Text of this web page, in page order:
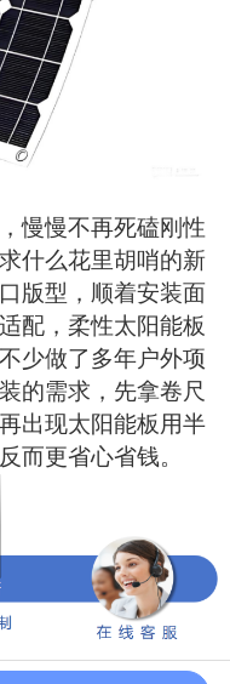
慢慢不再死磕刚性
什么花里胡哨的新
版型，顺着安装面
配，柔性太阳能板
少做了多年户外项
的需求，先拿卷尺
出现太阳能板用半
而更省心省钱。